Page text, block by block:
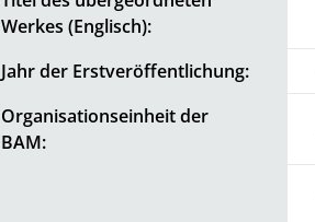
Werkes (Englisch):
Jahr der Erstveröffentlichung:
Organisationseinheit der
BAM: